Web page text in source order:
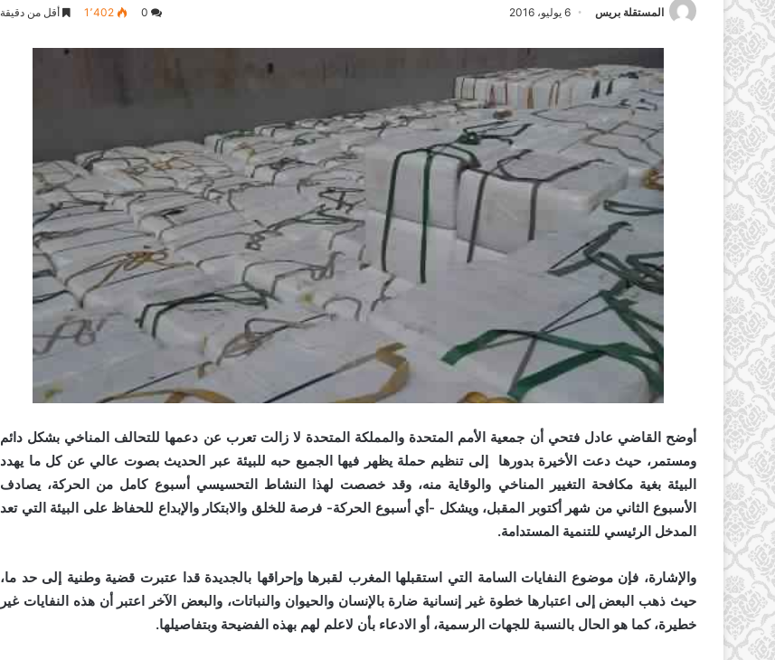
المستقلة بريس 6 يوليو، 2016 0 1٬402 أقل من دقيقة
أوضح القاضي عادل فتحي أن جمعية الأمم المتحدة والمملكة المتحدة لا زالتتعرب عن دعمها للتحالف المناخي بشكل دائم
ومستمر، حيث دعت الأخيرة بدورهاإلى تنظيم حملة يظهر فيها الجميع حبه للبيئة عبر الحديث بصوت عالي عن كلما يهدد
البيئة بغية مكافحة التغيير المناخي والوقاية منه، وقد خصصت لهذاالنشاط التحسيسي أسبوع كامل من الحركة، يصادف
الأسبوع الثاني من شهرأكتوبر المقبل، ويشكل -أي أسبوع الحركة- فرصة للخلق والابتكار والإبداع للحفاظ على البيئة التي تعد
المدخل الرئيسي للتنمية المستدامة.
والإشارة، فإن موضوع النفايات السامة التي استقبلها المغرب لقبرها وإحراقها بالجديدة قدا عتبرت قضية وطنية إلى حد ما،
حيث ذهب البعض إلى اعتبارها خطوة غير إنسانية ضارة بالإنسان والحيوان والنباتات، والبعض الآخر اعتبر أن هذهالنفايات غير
خطيرة، كما هو الحال بالنسبة للجهات الرسمية، أو الادعاء بأن لاعلم لهم بهذه الفضيحة وبتفاصيلها.